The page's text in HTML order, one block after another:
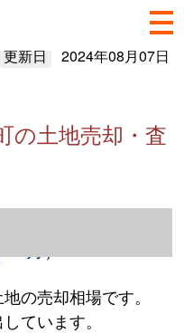
更新日 2024年08月07日
の土地売却・査
の売却相場です。
ています。